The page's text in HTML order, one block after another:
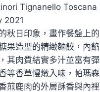
Tignanello Toscana
2021
秋日印象，畫作餐盤上
果造型的精緻麵餃，內
其肉質結實多汁並富有
等香草慢燉入味，帕瑪
煎鹿肉的外層酥香與內